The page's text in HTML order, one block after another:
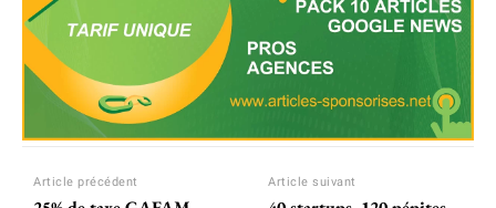
Article précédent Article suivant